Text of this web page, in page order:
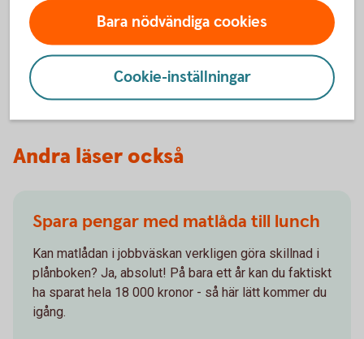
Kolla in vår webbsida om bedrägerier och lär dig
Bedrägerier - mer information
Andra läser också
Spara pengar med matlåda till lunch
Kan matlådan i jobbväskan verkligen göra skillnad i
plånboken? Ja, absolut! På bara ett år kan du faktiskt
ha sparat hela 18 000 kronor - så här lätt kommer du
igång.
Bara nödvändiga cookies
Cookie-inställningar